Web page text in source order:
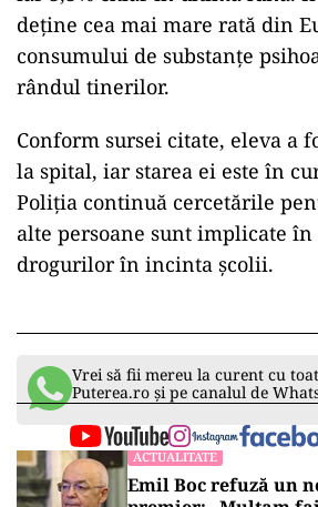
deține cea mai mare rată din
consumului de substanțe
rândul tinerilor.
Conform sursei citate, eleva a
la spital, iar starea ei este în
Poliția continuă cercetările
alte persoane sunt implicate
drogurilor în incinta școlii.
Vrei să fii mereu la curent cu
Puterea.ro și pe canalul de
ACTUALITATE
Emil Boc refuză un